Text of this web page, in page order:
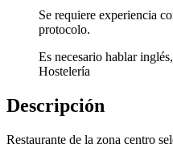
Se requiere experiencia
protocolo.
Es necesario hablar
Hostelería
Descripción
Restaurante de la zona centro